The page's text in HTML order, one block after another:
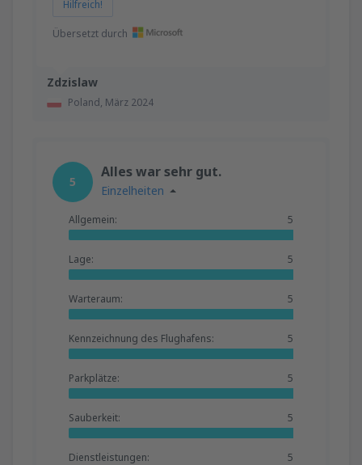
Zdzislaw
Poland, März 2024
Hilfreich!
Übersetzt durch
5
Alles war sehr gut.
Einzelheiten
Allgemein: 5
Lage: 5
Warteraum: 5
Kennzeichnung des Flughafens: 5
Parkplätze: 5
Sauberkeit: 5
Dienstleistungen: 5